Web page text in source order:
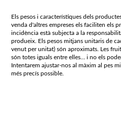
Els pesos i característiques dels
venda d'altres empreses els faciliten els
incidència està subjecta a la
produeix. Els pesos mitjans unitaris de
venut per unitat) són aproximats. Les
són totes iguals entre elles… i no els
Intentarem ajustar-nos al màxim al pes
més precís possible.